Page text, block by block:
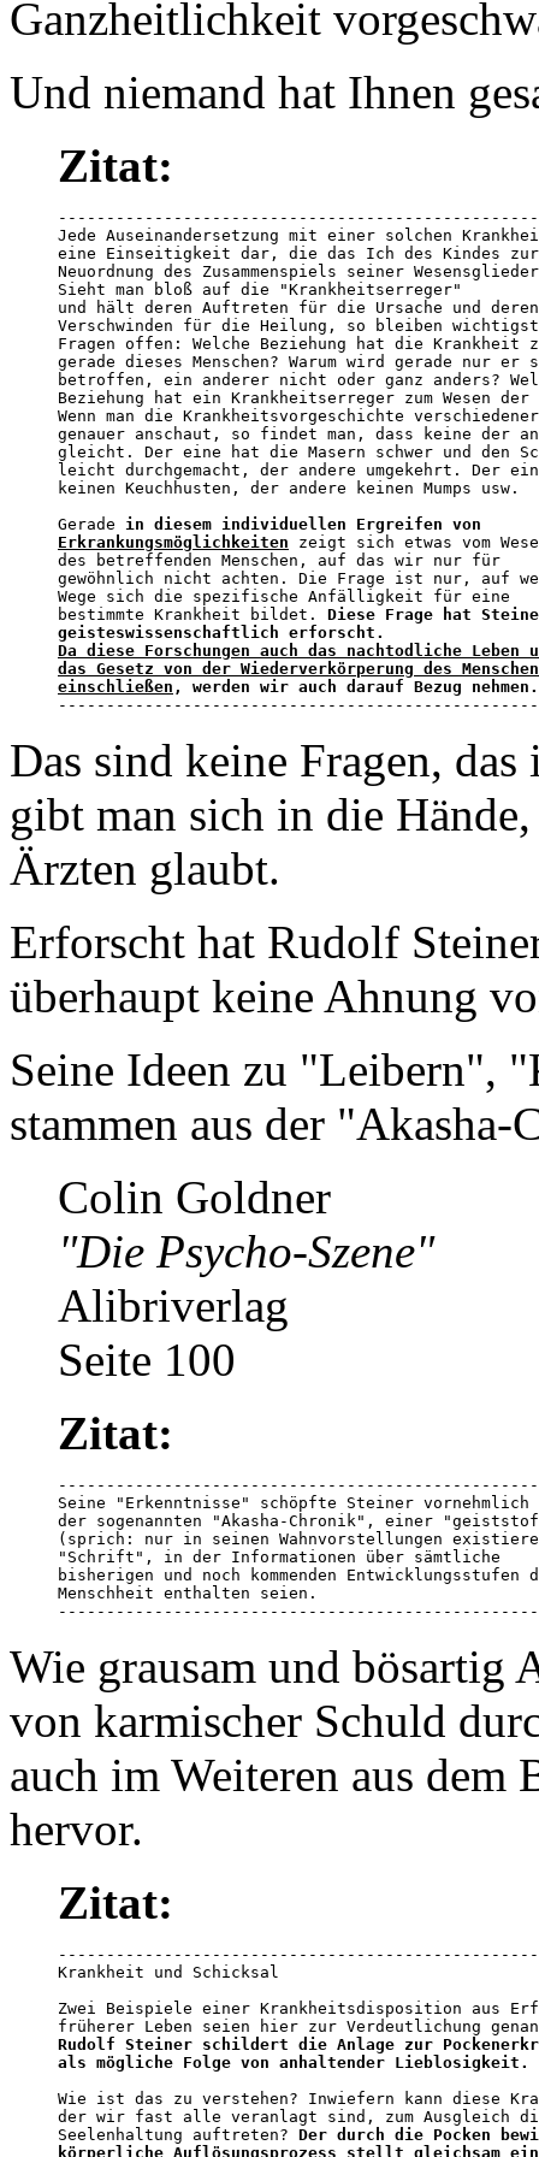
Ganzheitlichkeit
Und niemand hat Ihnen
Zitat:
Jede Auseinandersetzung mit einer solchen
eine Einseitigkeit dar, die das Ich des Kindes
Neuordnung des Zusammenspiels seiner
Sieht man bloß auf die "Krankheitserreger"
und hält deren Auftreten für die Ursache und
Verschwinden für die Heilung, so bleiben
Fragen offen: Welche Beziehung hat die Krankheit
gerade dieses Menschen? Warum wird gerade nur
betroffen, ein anderer nicht oder ganz anders?
Beziehung hat ein Krankheitserreger zum Wesen
Wenn man die Krankheitsvorgeschichte
genauer anschaut, so findet man, dass keine der
gleicht. Der eine hat die Masern schwer und den
leicht durchgemacht, der andere umgekehrt. Der
keinen Keuchhusten, der andere keinen Mumps usw.
Gerade
Erkrankungsmöglichkeiten zeigt sich etwas vom
des betreffenden Menschen, auf das wir nur für
gewöhnlich nicht achten. Die Frage ist nur, auf
Wege sich die spezifische Anfälligkeit für eine
bestimmte Krankheit bildet. Diese Frage hat
Da diese Forschungen auch das nachtodliche Leben
das Gesetz von der Wiederverkörperung des
einschließen , werden wir auch darauf Bezug nehmen.
Das sind keine Fragen,
gibt man sich in die
Ärzten glaubt.
Erforscht hat Rudolf
überhaupt keine Ahnung
Seine Ideen zu "Leibern",
stammen aus der
Colin Goldner
"Die Psycho-Szene"
Alibriverlag
Seite 100
Zitat:
Seine "Erkenntnisse" schöpfte Steiner
der sogenannten "Akasha-Chronik", einer
(sprich: nur in seinen Wahnvorstellungen
"Schrift", in der Informationen über sämtliche
bisherigen und noch kommenden Entwicklungsstufen
Menschheit enthalten seien.
Wie grausam und bösartig
von karmischer Schuld
auch im Weiteren aus dem
hervor.
Zitat:
Krankheit und Schicksal
Zwei Beispiele einer Krankheitsdisposition aus
Rudolf Steiner schildert die Anlage zur
als mögliche Folge von anhaltender Lieblosigkeit.
Wie ist das zu verstehen? Inwiefern kann diese
der wir fast alle veranlagt sind, zum Ausgleich
Seelenhaltung auftreten? Der durch die Pocken
körperliche Auflösungsprozess stellt gleichsam